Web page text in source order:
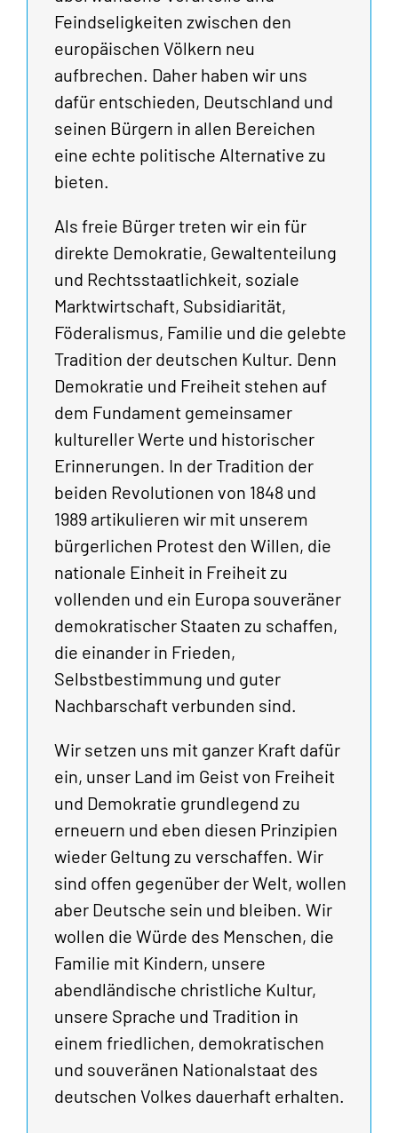
Feindseligkeiten zwischen den
europäischen Völkern neu
aufbrechen. Daher haben wir uns
dafür entschieden, Deutschland und
seinen Bürgern in allen Bereichen
eine echte politische Alternative zu
bieten.
Als freie Bürger treten wir ein für
direkte Demokratie, Gewaltenteilung
und Rechtsstaatlichkeit, soziale
Marktwirtschaft, Subsidiarität,
Föderalismus, Familie und die gelebte
Tradition der deutschen Kultur. Denn
Demokratie und Freiheit stehen auf
dem Fundament gemeinsamer
kultureller Werte und historischer
Erinnerungen. In der Tradition der
beiden Revolutionen von 1848 und
1989 artikulieren wir mit unserem
bürgerlichen Protest den Willen, die
nationale Einheit in Freiheit zu
vollenden und ein Europa souveräner
demokratischer Staaten zu schaffen,
die einander in Frieden,
Selbstbestimmung und guter
Nachbarschaft verbunden sind.
Wir setzen uns mit ganzer Kraft dafür
ein, unser Land im Geist von Freiheit
und Demokratie grundlegend zu
erneuern und eben diesen Prinzipien
wieder Geltung zu verschaffen. Wir
sind offen gegenüber der Welt, wollen
aber Deutsche sein und bleiben. Wir
wollen die Würde des Menschen, die
Familie mit Kindern, unsere
abendländische christliche Kultur,
unsere Sprache und Tradition in
einem friedlichen, demokratischen
und souveränen Nationalstaat des
deutschen Volkes dauerhaft erhalten.